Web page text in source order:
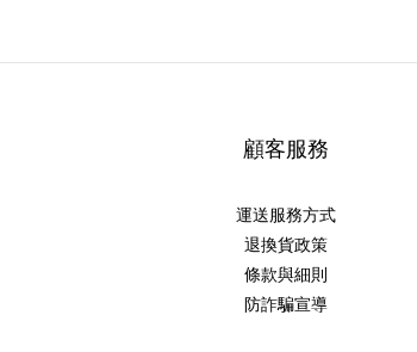
顧客服務
運送服務方式
退換貨政策
條款與細則
防詐騙宣導